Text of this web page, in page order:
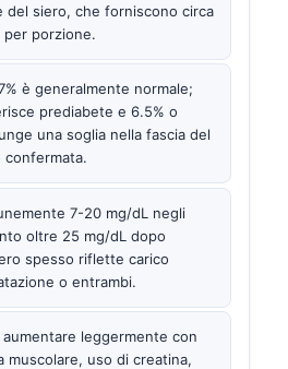
del siero, che forniscono circa
porzione.
è generalmente normale;
prediabete e 6.5% o
una soglia nella fascia del
confermata.
7-20 mg/dL negli
oltre 25 mg/dL dopo
spesso riflette carico
o entrambi.
aumentare leggermente con
muscolare, uso di creatina,